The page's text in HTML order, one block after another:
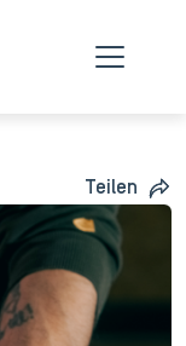
Teilen